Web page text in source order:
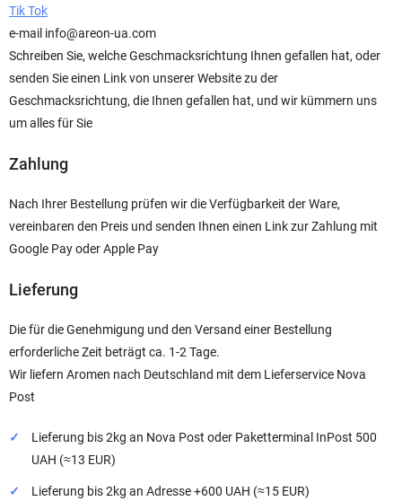
Tik Tok
e-mail info@areon-ua.com
Schreiben Sie, welche Geschmacksrichtung Ihnen gefallen hat, oder
senden Sie einen Link von unserer Website zu der
Geschmacksrichtung, die Ihnen gefallen hat, und wir kümmern uns
um alles für Sie
Zahlung
Nach Ihrer Bestellung prüfen wir die Verfügbarkeit der Ware,
vereinbaren den Preis und senden Ihnen einen Link zur Zahlung mit
Google Pay oder Apple Pay
Lieferung
Die für die Genehmigung und den Versand einer Bestellung
erforderliche Zeit beträgt ca. 1-2 Tage.
Wir liefern Aromen nach Deutschland mit dem Lieferservice Nova
Post
Lieferung bis 2kg an Nova Post oder Paketterminal InPost 500
UAH (≈13 EUR)
Lieferung bis 2kg an Adresse +600 UAH (≈15 EUR)